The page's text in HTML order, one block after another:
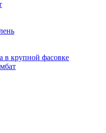
в крупной фасовке